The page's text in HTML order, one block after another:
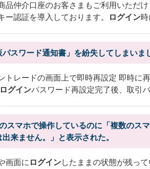
品仲介口座のお客さまもご利用いただ
ー認証を導入しております。
ログイン時
パスワード通知書」を紛失してしまい
トレードの画面上で即時再設定 即時に再
ログインパスワード再設定完了後、取引
スマホで操作しているのに「複数のス
出来ません。」と表示された。
画面に ログインしたままの状態が残っ